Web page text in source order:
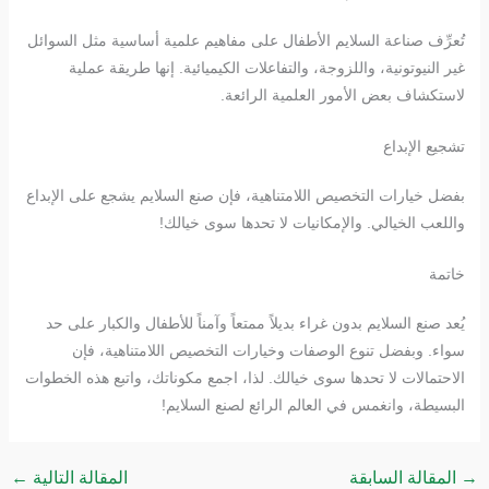
تُعرِّف صناعة السلايم الأطفال على مفاهيم علمية أساسية مثل السوائل
غير النيوتونية، واللزوجة، والتفاعلات الكيميائية. إنها طريقة عملية
لاستكشاف بعض الأمور العلمية الرائعة.
تشجيع الإبداع
بفضل خيارات التخصيص اللامتناهية، فإن صنع السلايم يشجع على الإبداع
واللعب الخيالي. والإمكانيات لا تحدها سوى خيالك!
خاتمة
يُعد صنع السلايم بدون غراء بديلاً ممتعاً وآمناً للأطفال والكبار على حد
سواء. وبفضل تنوع الوصفات وخيارات التخصيص اللامتناهية، فإن
الاحتمالات لا تحدها سوى خيالك. لذا، اجمع مكوناتك، واتبع هذه الخطوات
البسيطة، وانغمس في العالم الرائع لصنع السلايم!
→ المقالة السابقة المقالة التالية ←